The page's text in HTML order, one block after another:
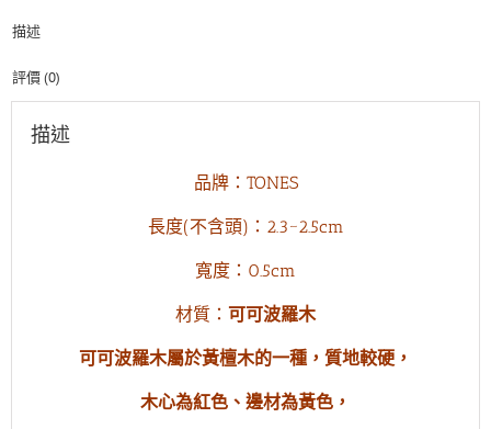
描述
評價 (0)
描述
品牌：TONES
長度(不含頭)：2.3~2.5cm
寬度：0.5cm
材質： 可可波羅木
可可波羅木屬於黃檀木的一種，質地較硬，
木心為紅色、邊材為黃色，